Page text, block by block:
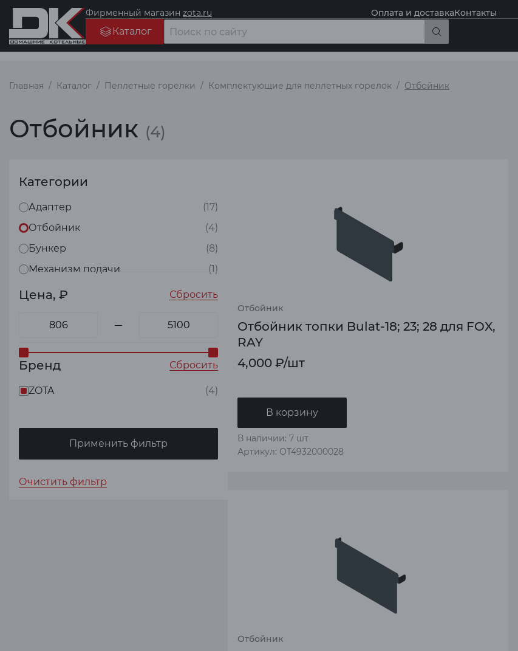
Фирменный магазин zota.ru Оплата и доставкаКонтакты
Каталог
Главная Каталог Пеллетные горелки Комплектующие для пеллетных горелок Отбойник
Отбойник (4)
Категории
Адаптер
(17)
Отбойник
(4)
Бункер
(8)
Механизм подачи
(1)
Цена, ₽ Сбросить
Бренд Сбросить
ZOTA (4)
Применить фильтр
Очистить фильтр
Отбойник
Отбойник топки Bulat-18; 23; 28 для FOX,
RAY
4,000 ₽/шт
В корзину
В наличии: 7 шт
Артикул: OT4932000028
Отбойник